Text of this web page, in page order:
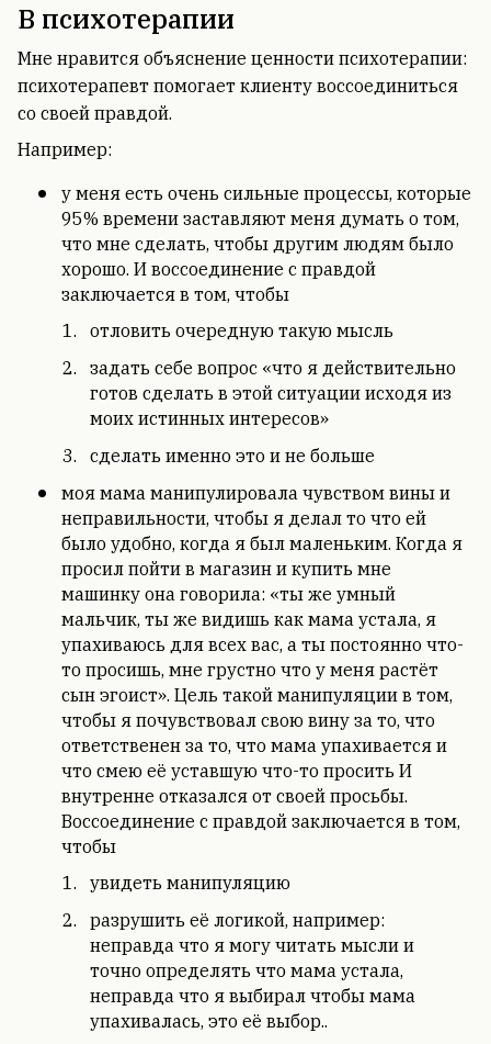
В психотерапии
Мне нравится объяснение ценности психотерапии:
психотерапевт помогает клиенту воссоединиться
со своей правдой.
Например:
у меня есть очень сильные процессы, которые
95% времени заставляют меня думать о том,
что мне сделать, чтобы другим людям было
хорошо. И воссоединение с правдой
заключается в том, чтобы
отловить очередную такую мысль
задать себе вопрос «что я действительно
готов сделать в этой ситуации исходя из
моих истинных интересов»
сделать именно это и не больше
моя мама манипулировала чувством вины и
неправильности, чтобы я делал то что ей
было удобно, когда я был маленьким. Когда я
просил пойти в магазин и купить мне
машинку она говорила: «ты же умный
мальчик, ты же видишь как мама устала, я
упахиваюсь для всех вас, а ты постоянно что-
то просишь, мне грустно что у меня растёт
сын эгоист». Цель такой манипуляции в том,
чтобы я почувствовал свою вину за то, что
ответственен за то, что мама упахивается и
что смею её уставшую что-то просить И
внутренне отказался от своей просьбы.
Воссоединение с правдой заключается в том,
чтобы
увидеть манипуляцию
разрушить её логикой, например:
неправда что я могу читать мысли и
точно определять что мама устала,
неправда что я выбирал чтобы мама
упахивалась, это её выбор..